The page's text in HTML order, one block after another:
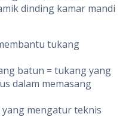
dinding kamar mandi
tukang
batun = tukang yang
dalam memasang
mengatur teknis